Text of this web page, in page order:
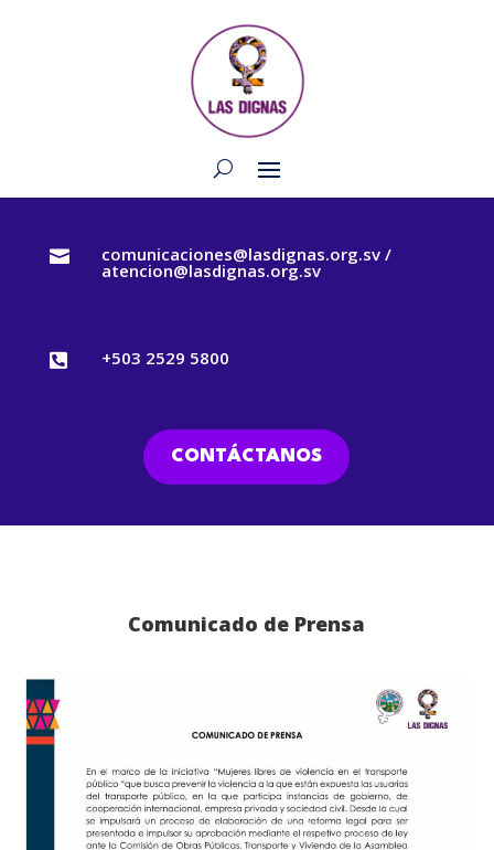
 comunicaciones@lasdignas.org.sv /
atencion@lasdignas.org.sv
 +503 2529 5800
CONTÁCTANOS
Comunicado de Prensa